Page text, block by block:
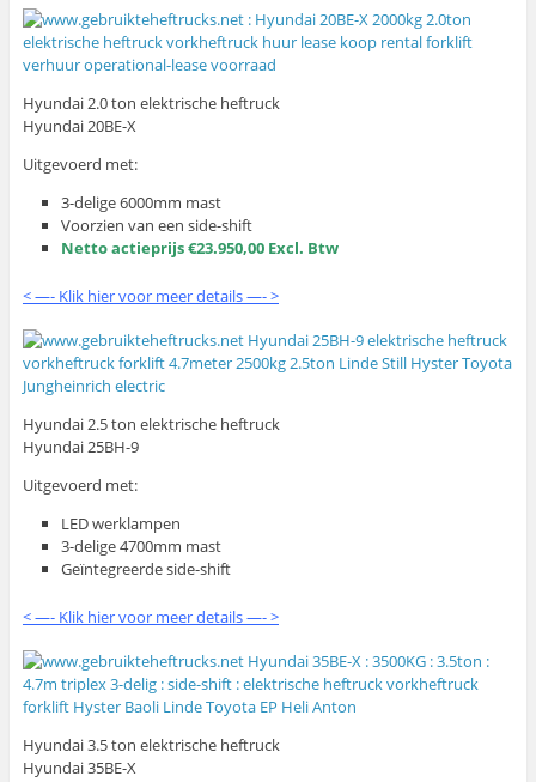
Hyundai 2.0 ton elektrische heftruck
Hyundai 20BE-X
Uitgevoerd met:
3-delige 6000mm mast
Voorzien van een side-shift
Netto actieprijs €23.950,00 Excl. Btw
< —- Klik hier voor meer details —- >
Hyundai 2.5 ton elektrische heftruck
Hyundai 25BH-9
Uitgevoerd met:
LED werklampen
3-delige 4700mm mast
Geïntegreerde side-shift
< —- Klik hier voor meer details —- >
Hyundai 3.5 ton elektrische heftruck
Hyundai 35BE-X